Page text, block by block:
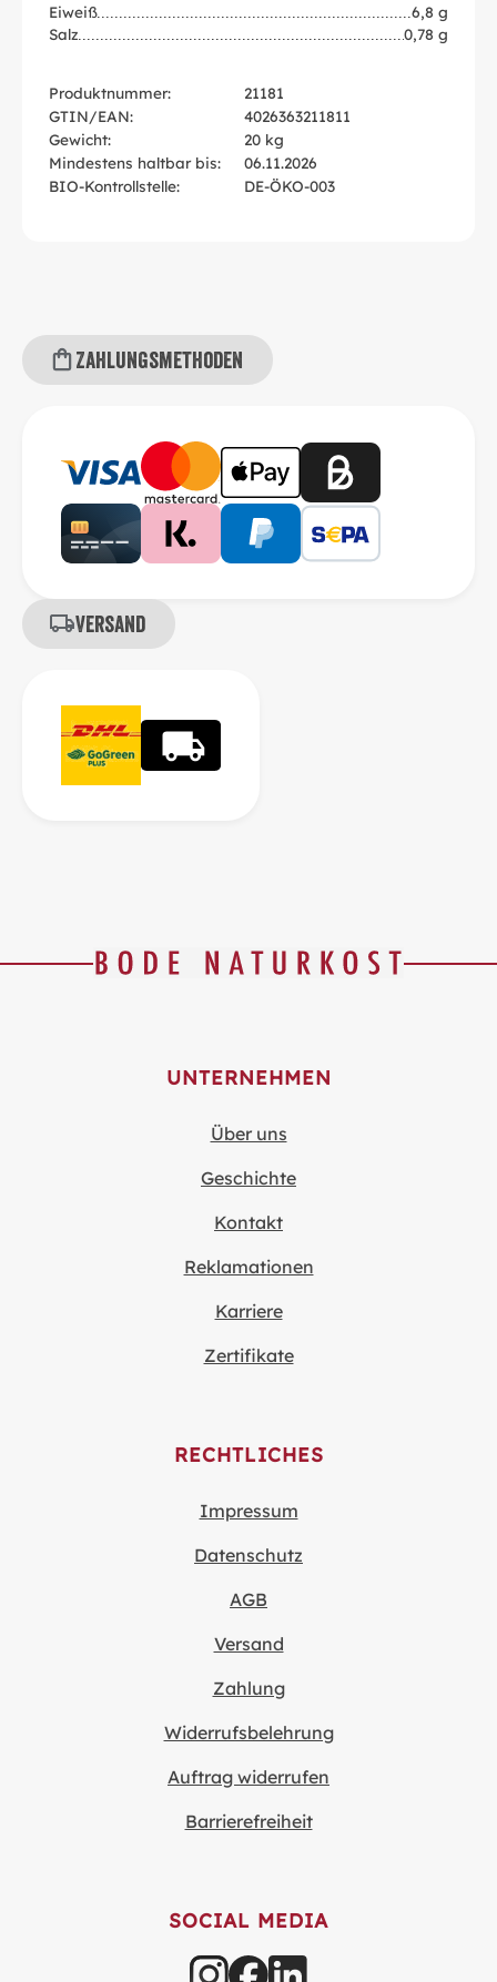
Eiweiß
6,8 g
Salz
0,78 g
Produktnummer:
21181
GTIN/EAN:
4026363211811
Gewicht:
20 kg
Mindestens haltbar bis:
06.11.2026
BIO-Kontrollstelle:
DE-ÖKO-003
Zahlungsmethoden
Versand
UNTERNEHMEN
Über uns
Geschichte
Kontakt
Reklamationen
Karriere
Zertifikate
RECHTLICHES
Impressum
Datenschutz
AGB
Versand
Zahlung
Widerrufsbelehrung
Auftrag widerrufen
Barrierefreiheit
SOCIAL MEDIA